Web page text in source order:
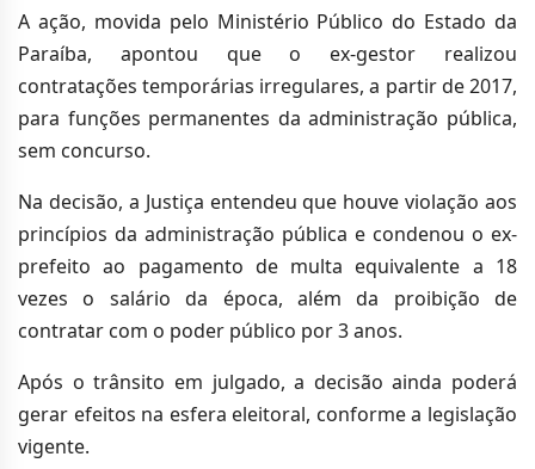
A ação, movida pelo Ministério Público do Estado da
Paraíba, apontou que o ex-gestor realizou
contratações temporárias irregulares, a partir de 2017,
para funções permanentes da administração pública,
sem concurso.
Na decisão, a Justiça entendeu que houve violação aos
princípios da administração pública e condenou o ex-
prefeito ao pagamento de multa equivalente a 18
vezes o salário da época, além da proibição de
contratar com o poder público por 3 anos.
Após o trânsito em julgado, a decisão ainda poderá
gerar efeitos na esfera eleitoral, conforme a legislação
vigente.